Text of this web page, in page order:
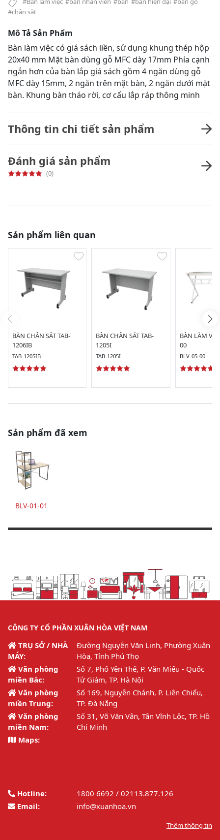
#chân sắt
Mô Tả Sản Phẩm
Bàn làm việc có giá sách liền, sử dụng khung thép hộp
20x40 mm Mặt bàn dùng gỗ MFC dày 17mm Phía cạnh
ngắn hơn của bàn lắp giá sách gồm 4 ngăn dùng gỗ
MFC dày 15mm, 2 ngăn trên mặt bàn, 2 ngăn dưới mặt
bàn. Khung bàn tháo rời, cơ cấu lắp ráp thông minh
Thông tin chi tiết sản phẩm
Đánh giá sản phẩm
(0)
Sản phẩm liên quan
BÀN CHÂN SẮT TAB-
1206IB
TAB-1205IB
BÀN CHÂN SẮT TAB-
1205I
TAB-1205I
BÀN LÀM
00
BLV-05-00
Sản phẩm đã xem
BLV-01-01
CÔNG TY CỔ PHẦN XUÂN HÒA VIỆT NAM
TRỤ SỞ / NHÀ
MÁY:
Đường Nguyễn Văn Linh, Phường Xuân
Hòa, Tỉnh Phú Thọ
Văn phòng
miền Bắc:
Số 7, Phố Yên Thế, P. Văn Miếu - Quốc
Tử Giám, TP. Hà Nội
Văn phòng
miền Trung:
Số 169, Nguyễn Chánh, P. Liên Chiểu,
TP. Đà Nẵng
Văn phòng
miền Nam:
Số 31, Võ Văn Vân, Tân Vĩnh Lộc, TP. Hồ
Chí Minh
Maps:
Hotline:
1800 6692 / 02113.877.126
Email:
info@xuanhoa.vn
Thêm thông tin